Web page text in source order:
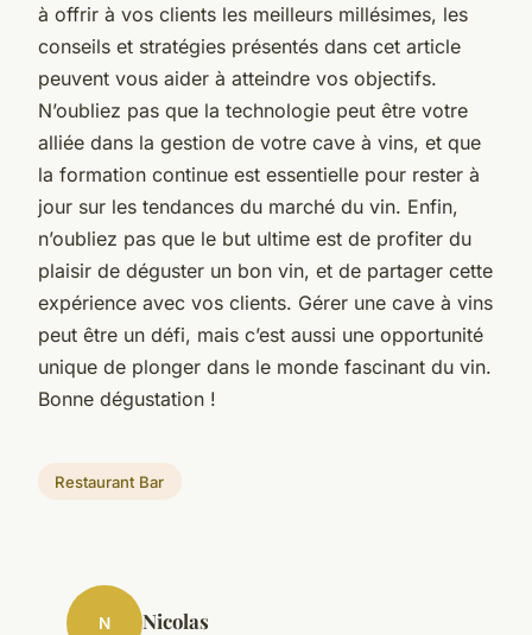
à offrir à vos clients les meilleurs millésimes, les
conseils et stratégies présentés dans cet article
peuvent vous aider à atteindre vos objectifs.
N’oubliez pas que la technologie peut être votre
alliée dans la gestion de votre cave à vins, et que
la formation continue est essentielle pour rester à
jour sur les tendances du marché du vin. Enfin,
n’oubliez pas que le but ultime est de profiter du
plaisir de déguster un bon vin, et de partager cette
expérience avec vos clients. Gérer une cave à vins
peut être un défi, mais c’est aussi une opportunité
unique de plonger dans le monde fascinant du vin.
Bonne dégustation !
Restaurant Bar
N Nicolas